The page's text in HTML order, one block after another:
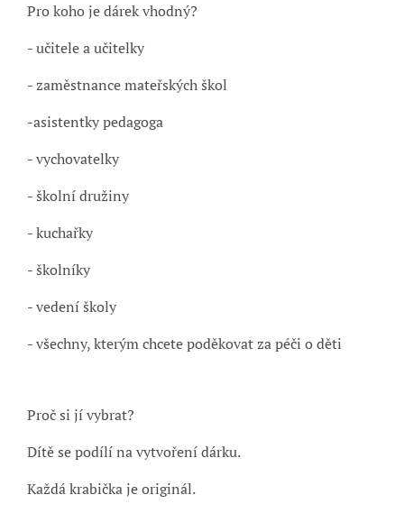
Pro koho je dárek vhodný?
- učitele a učitelky
- zaměstnance mateřských škol
-asistentky pedagoga
- vychovatelky
- školní družiny
- kuchařky
- školníky
- vedení školy
- všechny, kterým chcete poděkovat za péči o děti
Proč si jí vybrat?
Dítě se podílí na vytvoření dárku.
Každá krabička je originál.